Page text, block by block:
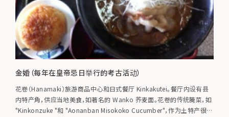
金婚（每年在皇帝忌日举行的考古活动）
花卷（Hanamaki）旅游商品中心和日式餐厅 Kinkakutei。餐厅内设有县
内特产角，供应当地美食，如著名的 Wanko 荞麦面。花卷的传统腌菜，如
"Kinkonzuke "和 "Aonanban Misokoko Cucumber"，作为土特产很受